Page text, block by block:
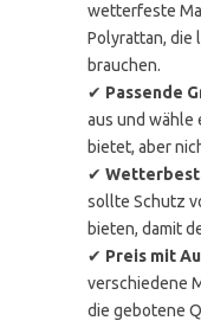
wetterfeste
Polyrattan, die
brauchen.
✔ Passende
aus und wähle
bietet, aber
✔
sollte Schutz
bieten, damit
✔ Preis mit
verschiedene
die gebotene